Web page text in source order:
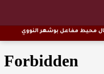
محيط مفاعل بوشهر النووي